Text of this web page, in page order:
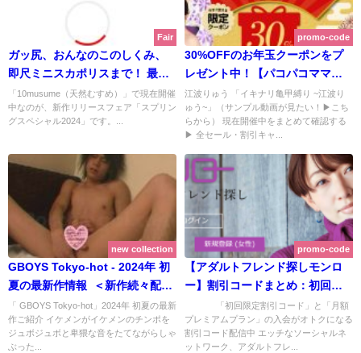
Fair
ガッ尻、おんなのこのしくみ、
即尺ミニスカポリスまで！ 最新
作続々リリース【10musume
（天然むすめ）】スプリングス
ペシャル2024！ | 10musume
限定キャンペーン - 実施ログ】
「10musume（天然むすめ）」で現在開催
中なのが、新作リリースフェア「スプリン
グスペシャル2024」です。...
promo-code
30%OFFのお年玉クーポンをプ
レゼント中！【パコパコママ】
で年末年始キャンペーン開催
中！ 江波りゅうの亀甲縛り最新
作も！ | パコパコママ 【2026年
江波りゅう 「イキナリ亀甲縛り ~江波り
ゅう~」（サンプル動画が見たい！▶こち
らから） 現在開催中をまとめて確認する
▶ 全セール・割引キャ...
new collection
GBOYS Tokyo-hot - 2024年 初
夏の最新作情報 ＜新作続々配信
中＞
「 GBOYS Tokyo-hot」2024年 初夏の最新
作ご紹介 イケメンがイケメンのチンポを
ジュボジュボと卑猥な音をたてながらしゃ
ぶった...
promo-code
【アダルトフレンド探しモンロ
ー】割引コードまとめ：初回
10%OFF（今も使える常設クー
ポン配布中！）＋2024年春プレ
ミアム入会キャンペーン（2024
「初回限定割引コード」と「月額
プレミアムプラン」の入会がオトクになる
割引コード配信中 エッチなソーシャルネ
ットワーク、アダルトフレ...